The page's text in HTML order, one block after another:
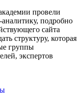
провели
подробно
сайта
структуру, которая
группы
экспертов